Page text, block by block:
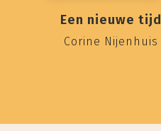
Een nieuwe tijd
Corine Nijenhuis